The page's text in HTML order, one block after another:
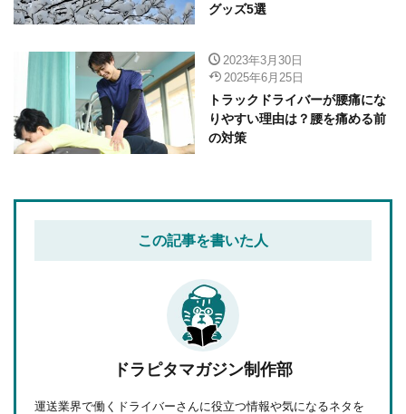
グッズ5選
2023年3月30日
2025年6月25日
トラックドライバーが腰痛にな
りやすい理由は？腰を痛める前
の対策
この記事を書いた人
ドラピタマガジン制作部
運送業界で働くドライバーさんに役立つ情報や気になるネタを